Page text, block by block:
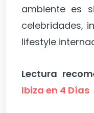
ambiente es
celebridades,
lifestyle
Lectura
Ibiza en 4 Días